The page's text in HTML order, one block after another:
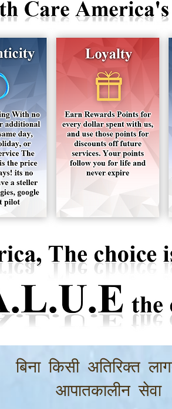
बिना किसी अतिरिक्त
आपातकालीन सेवा